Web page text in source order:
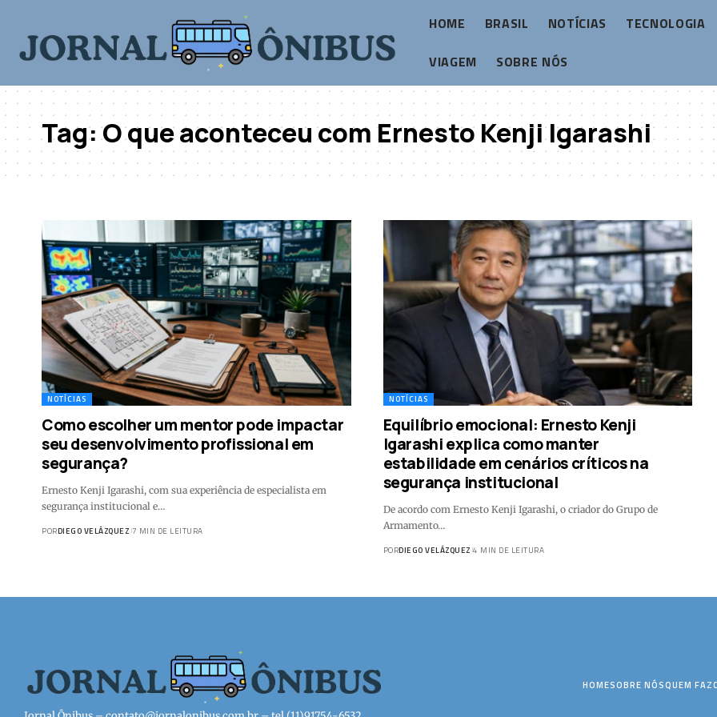
HOME BRASIL NOTÍCIAS
TECNOLOGIA
VIAGEM
SOBRE NÓS
Tag:O que aconteceu com Ernesto Kenji Igarashi
NOTÍCIAS
Como escolher um mentor pode impactar
seu desenvolvimento profissional em
segurança?
Ernesto Kenji Igarashi, com sua experiência de especialista em
segurança institucional e…
PORDIEGO VELÁZQUEZ 7 MIN DE LEITURA
NOTÍCIAS
Equilíbrio emocional: Ernesto Kenji
Igarashi explica como manter
estabilidade em cenários críticos na
segurança institucional
De acordo com Ernesto Kenji Igarashi, o criador do Grupo de
Armamento…
PORDIEGO VELÁZQUEZ 4 MIN DE LEITURA
HOMESOBRE NÓSQUEM FAZ